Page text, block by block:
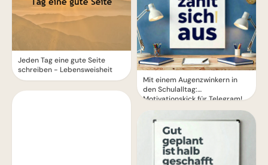
Jeden Tag eine gute Seite
schreiben - Lebensweisheit
Mit einem Augenzwinkern in
den Schulalltag:
Motivationskick für Telegram!